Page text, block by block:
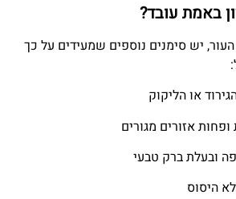
באמת עובד?
יש סימנים נוספים שמעידים על כך
או הליקוק
אזורים מגורים
ובעלת ברק טבעי
היסוס